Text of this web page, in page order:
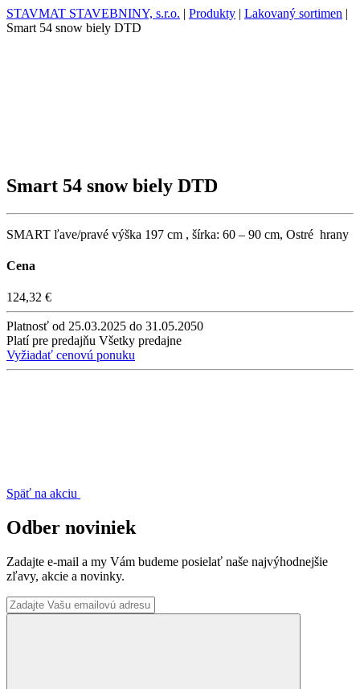
STAVMAT STAVEBNINY, s.r.o. | Produkty | Lakovaný sortimen |
Smart 54 snow biely DTD
Smart 54 snow biely DTD
SMART ľave/pravé výška 197 cm , šírka: 60 – 90 cm, Ostré hrany
Cena
124,32 €
Platnosť od 25.03.2025 do 31.05.2050
Platí pre predajňu Všetky predajne
Vyžiadať cenovú ponuku
Späť na akciu
Odber noviniek
Zadajte e-mail a my Vám budeme posielať naše najvýhodnejšie
zľavy, akcie a novinky.